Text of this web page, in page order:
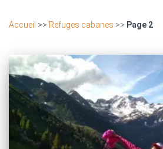
Accueil >> Refuges cabanes >> Page 2